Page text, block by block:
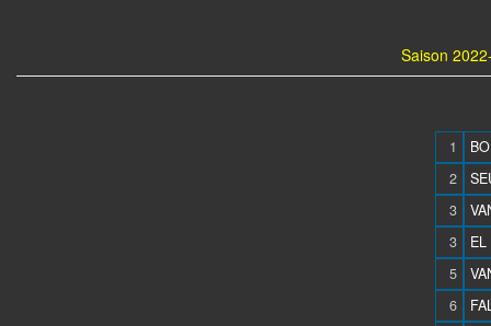
Saison
1
2
3
3
5
6